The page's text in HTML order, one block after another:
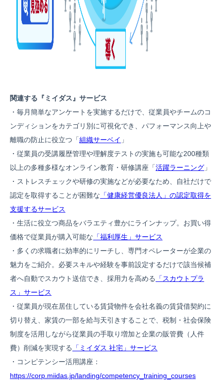
関連する『ミイダス』サービス
・毎月簡単なアンケートを実施するだけで、従業員やチームのコ
ンディションをカテゴリ別に可視化でき、パフォーマンス向上や
離職の防止に役立つ「組織サーベイ 」
・従業員の受講履歴管理や理解度テストの実施も可能な200種類
以上の多種多様なオンライン教育・研修講座「活躍ラーニング 」
・ストレスチェックや研修の実施などが必要なため、自社だけで
認定を取得することが困難な 「健康経営優良法人」の認定取得を
支援するサービス
・生活に役立つ商品をバラエティ豊かにラインナップ。お買い得
価格で従業員が購入可能な 「福利厚生」サービス
・多くの求職者に効率的にリーチし、専門オペレーターが企業の
魅力をご紹介。必要スキルや経験を事前設定するだけで該当候補
者へ自動でスカウト送信でき、採用力を高める
「スカウトプラ
ス」サービス
・従業員が現在居住している賃貸物件を会社名義の賃貸借契約に
切り替え、家賃の一部を給与天引きすることで、税制・社会保険
制度を活用しながら従業員の手取り増加と企業の販管費（人件
費）削減を実現する
「ミイダス 社宅」サービス
・コンピテンシー活用講座：
https://corp.miidas.jp/landing/competency_training_courses